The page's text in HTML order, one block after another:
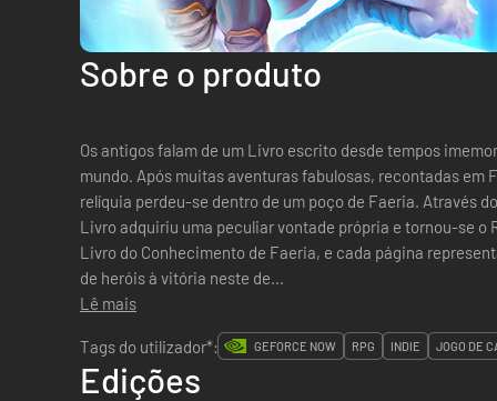
Sobre o produto
Os antigos falam de um Livro escrito desde tempos
mundo. Após muitas aventuras fabulosas, recontadas em
relíquia perdeu-se dentro de um poço de Faeria. Através
Livro adquiriu uma peculiar vontade própria e tornou-se o
Livro do Conhecimento de Faeria, e cada página
de heróis à vitória neste de...
Lê mais
Tags do utilizador*:
GEFORCE NOW RPG INDIE JOGO DE
Edições